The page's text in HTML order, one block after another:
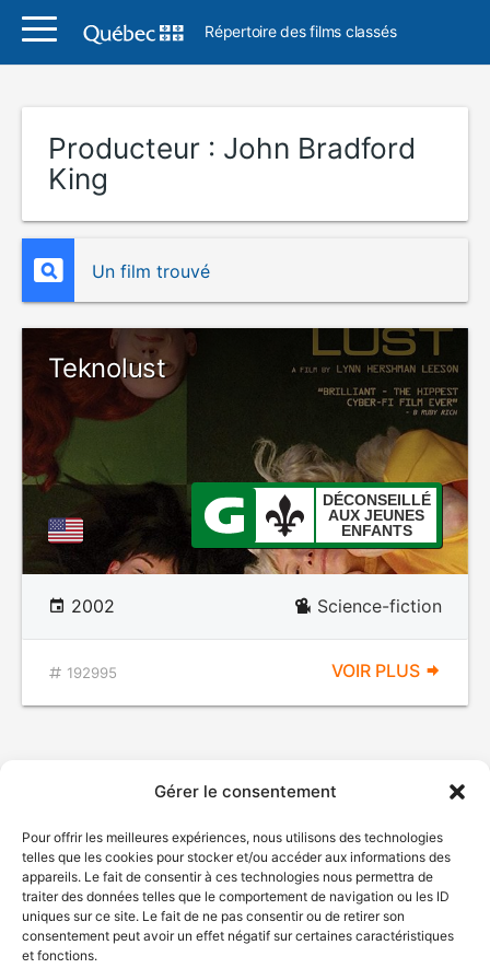
Gérer le consentement
Pour offrir les meilleures expériences, nous utilisons des technologies
telles que les cookies pour stocker et/ou accéder aux informations des
appareils. Le fait de consentir à ces technologies nous permettra de
traiter des données telles que le comportement de navigation ou les ID
uniques sur ce site. Le fait de ne pas consentir ou de retirer son
consentement peut avoir un effet négatif sur certaines caractéristiques
et fonctions.
Répertoire des films classés
Producteur : John Bradford
King
Un film trouvé
Teknolust
DÉCONSEILLÉ
AUX JEUNES
ENFANTS
2002 Science-fiction
192995 VOIR PLUS